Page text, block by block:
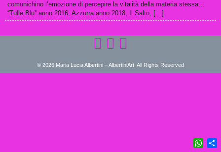
comunichino l’emozione di percepire la vitalità della materia stessa…
“Tulle Blu” anno 2016, Azzurra anno 2018, Il Salto, […]
© 2026 Maria Lucia Albertini – AlbertiniArt. All Rights Reserved